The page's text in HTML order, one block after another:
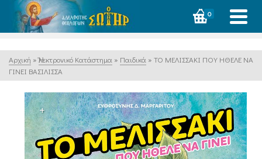
0
Αρχική » Ἠλεκτρονικό Κατάστημα » Παιδικά » ΤΟ ΜΕΛΙΣΣΑΚΙ ΠΟΥ ΗΘΕΛΕ ΝΑ
ΓΙΝΕΙ ΒΑΣΙΛΙΣΣΑ